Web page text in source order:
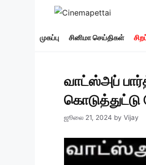
முகப்பு சினிமா செய்திகள்
வாட்ஸ்அப்
ஜூலை 21, 2024 by Vijay